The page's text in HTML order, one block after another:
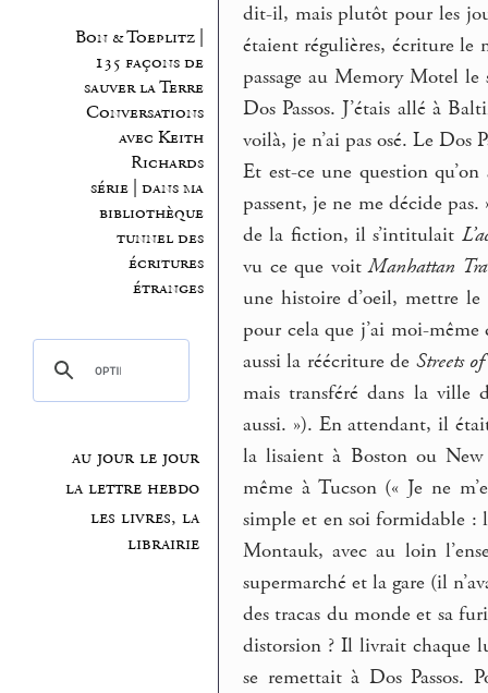
Bon & Toeplitz |
135 façons de
sauver la Terre
Conversations
avec Keith
Richards
série | dans ma
bibliothèque
tunnel des
écritures
étranges
au jour le jour
la lettre hebdo
les livres, la
librairie
dit-il, mais plutôt pour les
étaient régulières, écriture
passage au Memory Motel
Dos Passos. J’étais allé à
voilà, je n’ai pas osé. Le Dos
Et est-ce une question
passent, je ne me décide
de la fiction, il s’intitulait
vu ce que voitManhattan
une histoire d’oeil, mettre le
pour cela que j’ai moi-
aussi la réécriture de Streets
mais transféré dans la ville
aussi. »). En attendant, il
la lisaient à Boston ou New
même à Tucson (« Je ne
simple et en soi formidable :
Montauk, avec au loin
supermarché et la gare (il
des tracas du monde et sa
distorsion ? Il livrait chaque
se remettait à Dos Passos.